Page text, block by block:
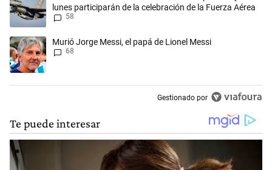
lunes participarán de la celebración de la Fuerza Aérea
58
Un artículo de tendencia con el título "Murió Jorge Messi, el papá de
Murió Jorge Messi, el papá de Lionel Messi
68
Gestionado por